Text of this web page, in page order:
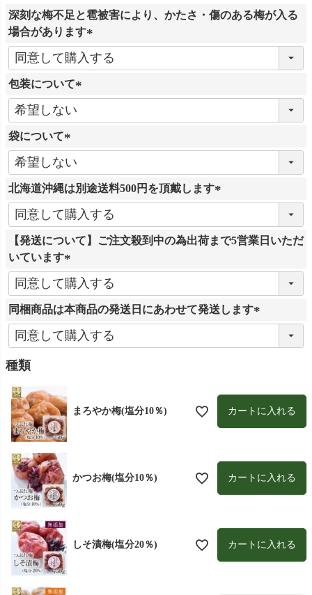
深刻な梅不足と雹被害により、かたさ・傷のある梅が入る
場合があります
必
)
包装について
必
)
袋について
(
必
須
)
北海道沖縄は別途送料500円を頂戴します
必
須
【発送について】ご注文殺到中の為出荷まで5営業日いただ
いています
(
必
須
)
同梱商品は本商品の発送日にあわせて発送します
必
種類
まろやか梅(塩分10％) カートに入れる
かつお梅(塩分10％) カートに入れる
しそ漬梅(塩分20％) カートに入れる